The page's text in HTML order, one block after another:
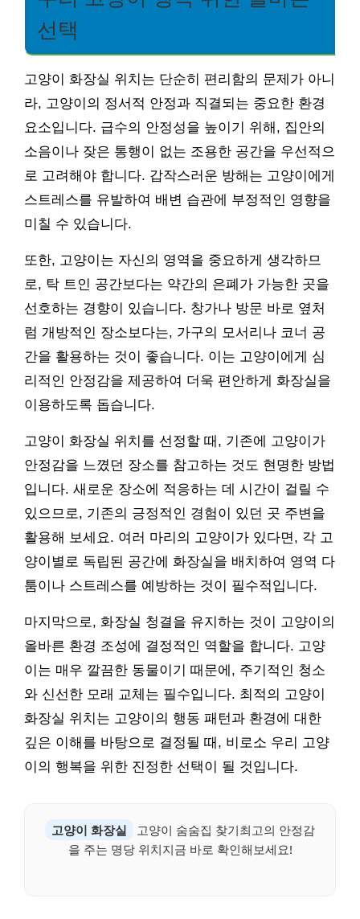
선택
고양이 화장실 위치는 단순히 편리함의 문제가 아니
라, 고양이의 정서적 안정과 직결되는 중요한 환경
요소입니다. 급수의 안정성을 높이기 위해, 집안의
소음이나 잦은 통행이 없는 조용한 공간을 우선적으
로 고려해야 합니다. 갑작스러운 방해는 고양이에게
스트레스를 유발하여 배변 습관에 부정적인 영향을
미칠 수 있습니다.
또한, 고양이는 자신의 영역을 중요하게 생각하므
로, 탁 트인 공간보다는 약간의 은폐가 가능한 곳을
선호하는 경향이 있습니다. 창가나 방문 바로 옆처
럼 개방적인 장소보다는, 가구의 모서리나 코너 공
간을 활용하는 것이 좋습니다. 이는 고양이에게 심
리적인 안정감을 제공하여 더욱 편안하게 화장실을
이용하도록 돕습니다.
고양이 화장실 위치를 선정할 때, 기존에 고양이가
안정감을 느꼈던 장소를 참고하는 것도 현명한 방법
입니다. 새로운 장소에 적응하는 데 시간이 걸릴 수
있으므로, 기존의 긍정적인 경험이 있던 곳 주변을
활용해 보세요. 여러 마리의 고양이가 있다면, 각 고
양이별로 독립된 공간에 화장실을 배치하여 영역 다
툼이나 스트레스를 예방하는 것이 필수적입니다.
마지막으로, 화장실 청결을 유지하는 것이 고양이의
올바른 환경 조성에 결정적인 역할을 합니다. 고양
이는 매우 깔끔한 동물이기 때문에, 주기적인 청소
와 신선한 모래 교체는 필수입니다. 최적의 고양이
화장실 위치는 고양이의 행동 패턴과 환경에 대한
깊은 이해를 바탕으로 결정될 때, 비로소 우리 고양
이의 행복을 위한 진정한 선택이 될 것입니다.
고양이 화장실
고양이 숨숨집 찾기최고의 안정감
을 주는 명당 위치지금 바로 확인해보세요!